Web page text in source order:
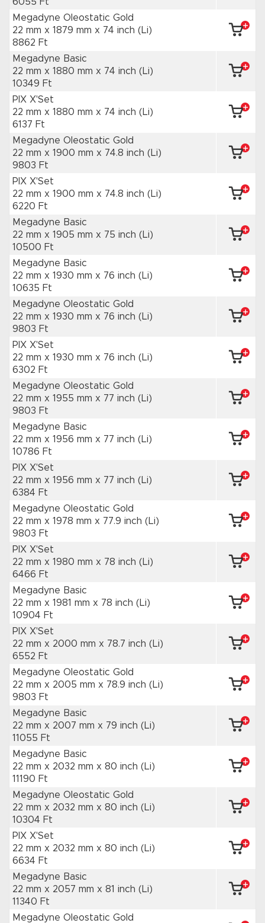
Megadyne Oleostatic Gold
22 mm x 1879 mm x 74 inch (Li)
8862 Ft
Megadyne Basic
22 mm x 1880 mm x 74 inch (Li)
10349 Ft
PIX X'Set
22 mm x 1880 mm x 74 inch (Li)
6137 Ft
Megadyne Oleostatic Gold
22 mm x 1900 mm x 74.8 inch (Li)
9803 Ft
PIX X'Set
22 mm x 1900 mm x 74.8 inch (Li)
6220 Ft
Megadyne Basic
22 mm x 1905 mm x 75 inch (Li)
10500 Ft
Megadyne Basic
22 mm x 1930 mm x 76 inch (Li)
10635 Ft
Megadyne Oleostatic Gold
22 mm x 1930 mm x 76 inch (Li)
9803 Ft
PIX X'Set
22 mm x 1930 mm x 76 inch (Li)
6302 Ft
Megadyne Oleostatic Gold
22 mm x 1955 mm x 77 inch (Li)
9803 Ft
Megadyne Basic
22 mm x 1956 mm x 77 inch (Li)
10786 Ft
PIX X'Set
22 mm x 1956 mm x 77 inch (Li)
6384 Ft
Megadyne Oleostatic Gold
22 mm x 1978 mm x 77.9 inch (Li)
9803 Ft
PIX X'Set
22 mm x 1980 mm x 78 inch (Li)
6466 Ft
Megadyne Basic
22 mm x 1981 mm x 78 inch (Li)
10904 Ft
PIX X'Set
22 mm x 2000 mm x 78.7 inch (Li)
6552 Ft
Megadyne Oleostatic Gold
22 mm x 2005 mm x 78.9 inch (Li)
9803 Ft
Megadyne Basic
22 mm x 2007 mm x 79 inch (Li)
11055 Ft
Megadyne Basic
22 mm x 2032 mm x 80 inch (Li)
11190 Ft
Megadyne Oleostatic Gold
22 mm x 2032 mm x 80 inch (Li)
10304 Ft
PIX X'Set
22 mm x 2032 mm x 80 inch (Li)
6634 Ft
Megadyne Basic
22 mm x 2057 mm x 81 inch (Li)
11340 Ft
Megadyne Oleostatic Gold